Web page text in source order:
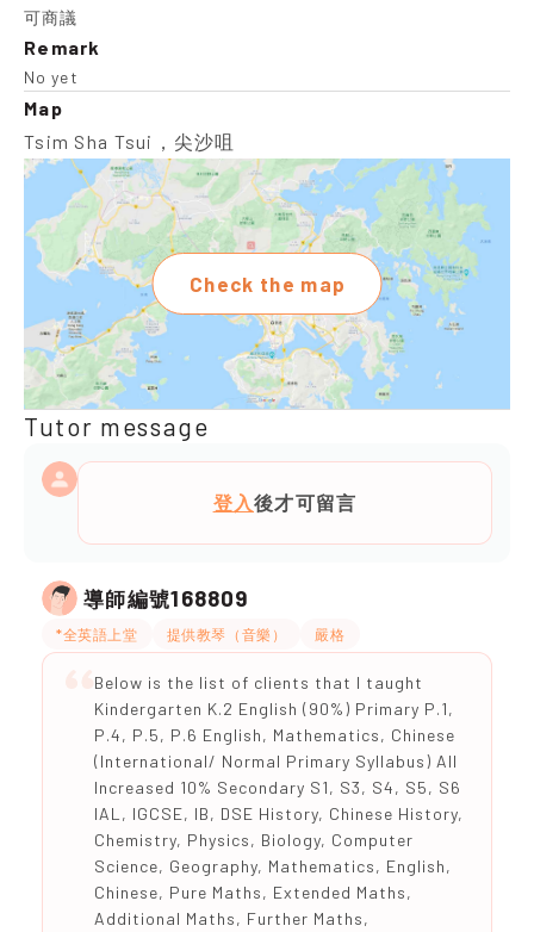
可商議
Remark
No yet
Map
Tsim Sha Tsui，尖沙咀
Check the map
Tutor message
登入後才可留言
導師編號168809
*全英語上堂 提供教琴（音樂） 嚴格
Below is the list of clients that I taught
Kindergarten K.2 English (90%) Primary P.1,
P.4, P.5, P.6 English, Mathematics, Chinese
(International/ Normal Primary Syllabus) All
Increased 10% Secondary S1, S3, S4, S5, S6
IAL, IGCSE, IB, DSE History, Chinese History,
Chemistry, Physics, Biology, Computer
Science, Geography, Mathematics, English,
Chinese, Pure Maths, Extended Maths,
Additional Maths, Further Maths,